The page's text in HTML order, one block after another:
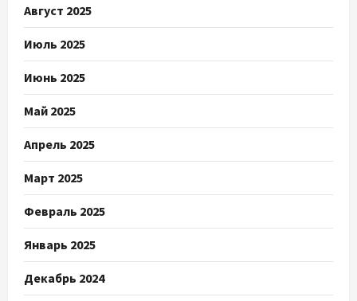
Август 2025
Июль 2025
Июнь 2025
Май 2025
Апрель 2025
Март 2025
Февраль 2025
Январь 2025
Декабрь 2024